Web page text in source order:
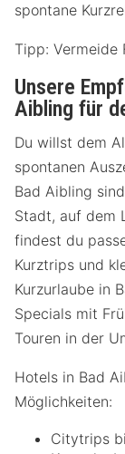
spontane
Tipp: Vermeide
Unsere
Aibling für
Du willst dem
spontanen
Bad Aibling
Stadt, auf dem
findest du
Kurztrips und
Kurzurlaube in
Specials mit
Touren in der
Hotels in Bad
Möglichkeiten:
Citytrips